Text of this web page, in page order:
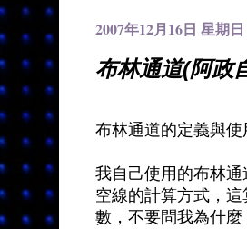
2007年12月16日 星期日
布林通道(阿政
布林通道的定義與使
我自己使用的布林
空線的計算方式，
數，不要問我為什